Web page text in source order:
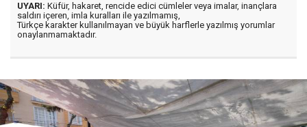
UYARI: Küfür, hakaret, rencide edici cümleler veya imalar, inançlara
saldırı içeren, imla kuralları ile yazılmamış,
Türkçe karakter kullanılmayan ve büyük harflerle yazılmış yorumlar
onaylanmamaktadır.